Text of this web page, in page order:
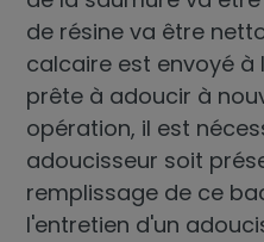
de résine va être
calcaire est envoyé à
prête à adoucir à
opération, il est
adoucisseur soit
remplissage de ce
l'entretien d'un